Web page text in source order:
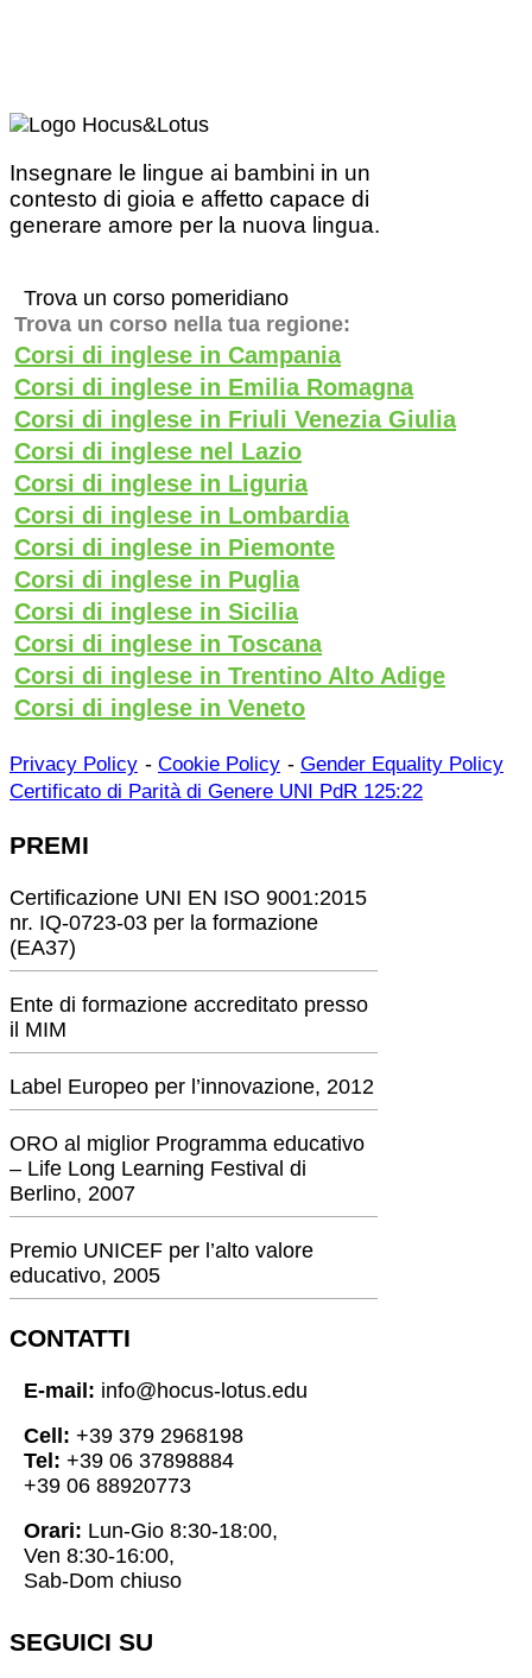
Insegnare le lingue ai bambini in un
contesto di gioia e affetto capace di
generare amore per la nuova lingua.
Trova un corso pomeridiano
Trova un corso nella tua regione:
Corsi di inglese in Campania
Corsi di inglese in Emilia Romagna
Corsi di inglese in Friuli Venezia Giulia
Corsi di inglese nel Lazio
Corsi di inglese in Liguria
Corsi di inglese in Lombardia
Corsi di inglese in Piemonte
Corsi di inglese in Puglia
Corsi di inglese in Sicilia
Corsi di inglese in Toscana
Corsi di inglese in Trentino Alto Adige
Corsi di inglese in Veneto
Privacy Policy - Cookie Policy - Gender Equality Policy
Certificato di Parità di Genere UNI PdR 125:22
PREMI
Certificazione UNI EN ISO 9001:2015
nr. IQ-0723-03 per la formazione
(EA37)
Ente di formazione accreditato presso
il MIM
Label Europeo per l’innovazione, 2012
ORO al miglior Programma educativo
– Life Long Learning Festival di
Berlino, 2007
Premio UNICEF per l’alto valore
educativo, 2005
CONTATTI
E-mail: info@hocus-lotus.edu
Cell: +39 379 2968198
Tel: +39 06 37898884
+39 06 88920773
Orari: Lun-Gio 8:30-18:00,
Ven 8:30-16:00,
Sab-Dom chiuso
SEGUICI SU